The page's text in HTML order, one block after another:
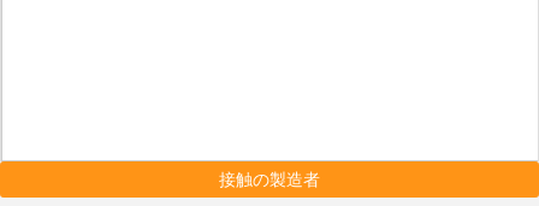
接触の製造者